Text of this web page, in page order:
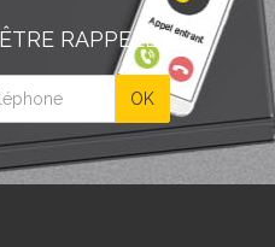
RAPPELÉ